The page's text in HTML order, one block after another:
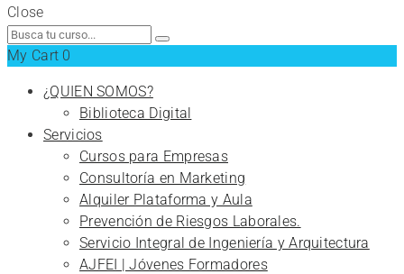
Close
Search
for:
My Cart 0
¿QUIEN SOMOS?
Biblioteca Digital
Servicios
Cursos para Empresas
Consultoría en Marketing
Alquiler Plataforma y Aula
Prevención de Riesgos Laborales.
Servicio Integral de Ingeniería y Arquitectura
AJFEI | Jóvenes Formadores